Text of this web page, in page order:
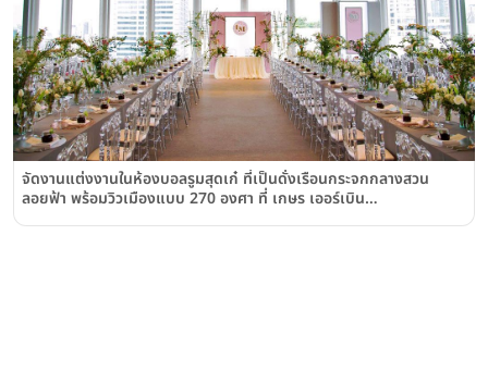
จัดงานแต่งงานในห้องบอลรูมสุดเก๋ ที่เป็นดั่งเรือนกระจกกลางสวน
ลอยฟ้า พร้อมวิวเมืองแบบ 270 องศา ที่ เกษร เออร์เบิน